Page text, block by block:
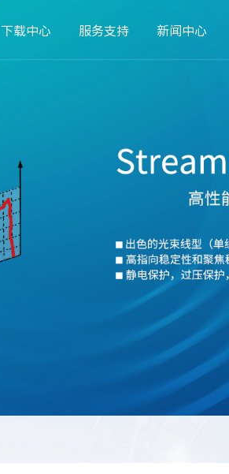
下载中心 服务支持 新闻中心